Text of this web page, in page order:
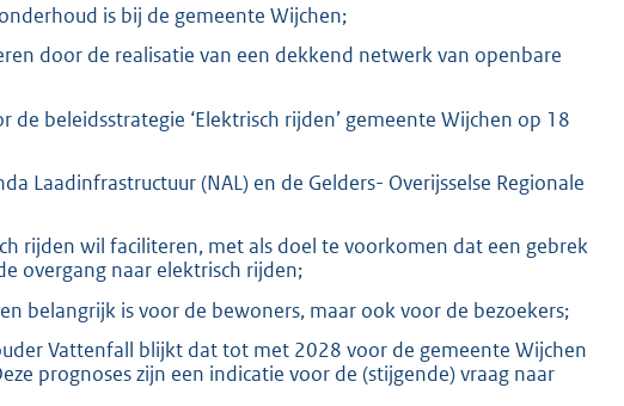
is bij de gemeente Wijchen;
door de realisatie van een dekkend netwerk van openbare
beleidsstrategie ‘Elektrisch rijden’ gemeente Wijchen op 18
Laadinfrastructuur (NAL) en de Gelders- Overijsselse Regionale
rijden wil faciliteren, met als doel te voorkomen dat een gebrek
overgang naar elektrisch rijden;
belangrijk is voor de bewoners, maar ook voor de bezoekers;
Vattenfall blijkt dat tot met 2028 voor de gemeente Wijchen
prognoses zijn een indicatie voor de (stijgende) vraag naar